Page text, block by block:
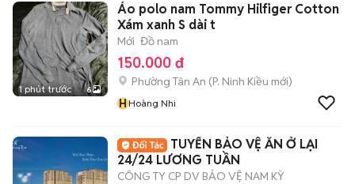
1 phút trước 6
Áo polo nam Tommy Hilfiger Cotton
Xám xanh S dài t
Mới Đồ nam
150.000 đ
Phường Tân An (P. Ninh Kiều mới)
HHoàng Nhi
TUYỂN BẢO VỆ ĂN Ở LẠI
24/24 LƯƠNG TUẦN
CÔNG TY CP DV BẢO VỆ NAM KỲ